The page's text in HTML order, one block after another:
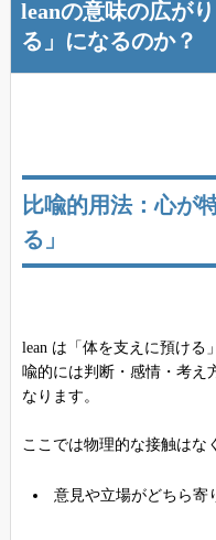
leanの意味の広が
る」になるのか？
比喩的用法：心が
る」
lean は「体を支えに預ける
喩的には判断・感情・考え
なります。
ここでは物理的な接触はな
意見や立場がどちら寄